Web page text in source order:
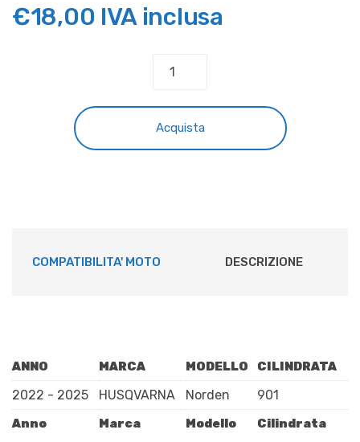
Il
€18,00 IlIVA inclusa
CUFFIA
FILTRO
ARIA
Acquista
COMPATIBILITA' MOTO DESCRIZIONE
ANNO MARCA MODELLO CILINDRATA
Anno Marca Modello Cilindrata
2022 - 2025 HUSQVARNA Norden 901